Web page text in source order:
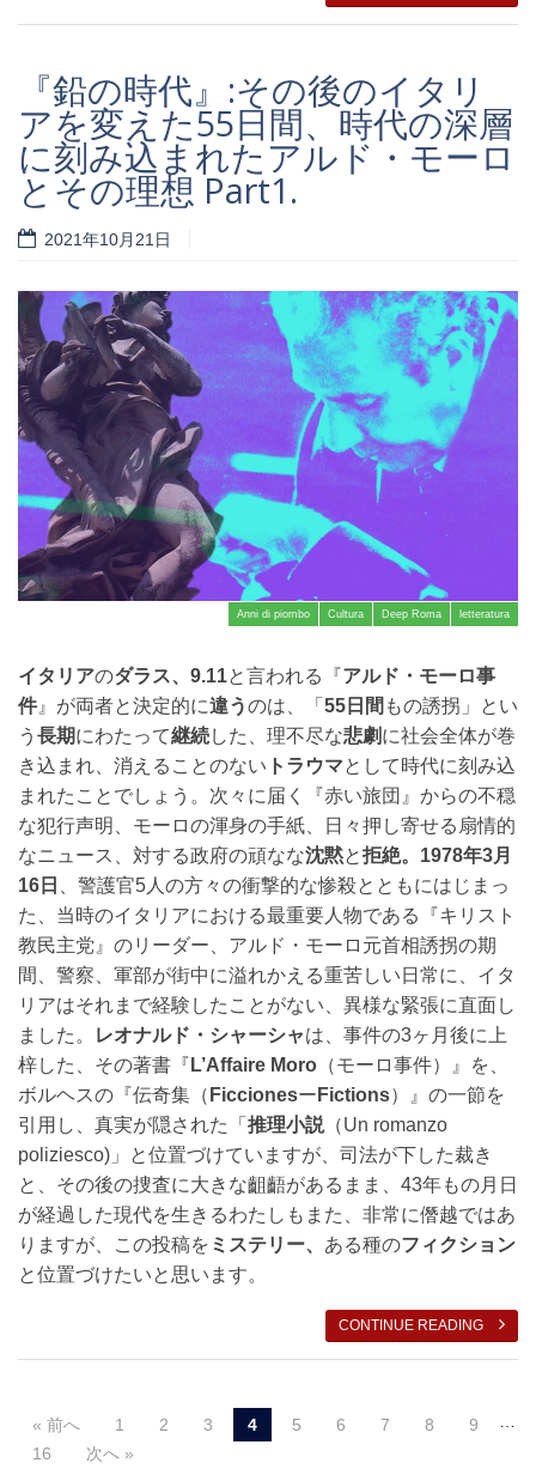
『鉛の時代』:その後のイタリ
アを変えた55日間、時代の深層
に刻み込まれたアルド・モーロ
とその理想 Part1.
2021年10月21日
Anni di piombo Cultura Deep Roma letteratura
イタリアのダラス、9.11と言われる『アルド・モーロ事
件』が両者と決定的に違うのは、「 55日間 もの誘拐」とい
う 長期にわたって継続した、理不尽な悲劇 に社会全体が巻
き込まれ、消えることのない トラウマとして時代に刻み込
まれたことでしょう。次々に届く『赤い旅団』からの不穏
な犯行声明、モーロの渾身の手紙、日々押し寄せる扇情的
なニュース、対する政府の頑なな沈黙と拒絶。 1978年3月
16日
、警護官5人の方々の衝撃的な惨殺とともにはじまっ
た、当時のイタリアにおける最重要人物である『キリスト
教民主党』のリーダー、アルド・モーロ元首相誘拐の期
間、警察、軍部が街中に溢れかえる重苦しい日常に、イタ
リアはそれまで経験したことがない、異様な緊張に直面し
ました。
レオナルド・シャーシャは、事件の3ヶ月後に上
梓した、その著書『 L’Affaire Moro （モーロ事件）』を、
ボルヘスの『伝奇集（ Ficcionesー Fictions）』の一節を
引用し、真実が隠された「 推理小説（Un romanzo
poliziesco)」と位置づけていますが、司法が下した裁き
と、その後の捜査に大きな齟齬があるまま、43年もの月日
が経過した現代を生きるわたしもまた、非常に僭越ではあ
りますが、この投稿を ミステリー、 ある種のフィクション
と位置づけたいと思います。
CONTINUE READING
Post navigation
« 前へ 1 2 3 4 5 6 7 8 9
…
16
次へ »